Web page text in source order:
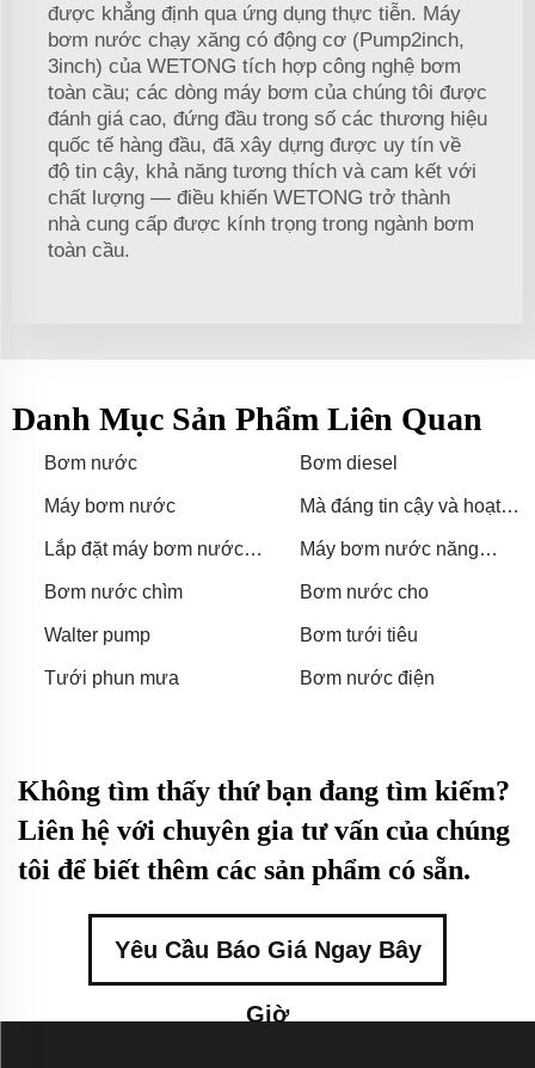
được khẳng định qua ứng dụng thực tiễn. Máy
bơm nước chạy xăng có động cơ (Pump2inch,
3inch) của WETONG tích hợp công nghệ bơm
toàn cầu; các dòng máy bơm của chúng tôi được
đánh giá cao, đứng đầu trong số các thương hiệu
quốc tế hàng đầu, đã xây dựng được uy tín về
độ tin cậy, khả năng tương thích và cam kết với
chất lượng — điều khiến WETONG trở thành
nhà cung cấp được kính trọng trong ngành bơm
toàn cầu.
Danh Mục Sản Phẩm Liên Quan
Bơm nước Bơm diesel
Máy bơm nước
Mà đáng tin cậy và hoạt
lái xe giữ cho xe ở tình
trạng tốt.
Lắp đặt máy bơm nước
Máy bơm nước năng
Bơm nước chìm
Bơm nước cho
Walter pump Bơm tưới tiêu
Tưới phun mưa Bơm nước điện
Không tìm thấy thứ bạn đang tìm kiếm?
Liên hệ với chuyên gia tư vấn của chúng
tôi để biết thêm các sản phẩm có sẵn.
Yêu Cầu Báo Giá Ngay Bây
Giờ